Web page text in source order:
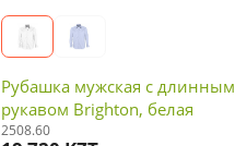
Рубашка мужская с длинным
рукавом Brighton, белая
2508.60